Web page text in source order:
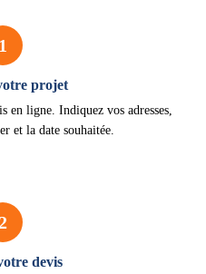
1
projet
en ligne. Indiquez vos adresses,
et la date souhaitée.
devis